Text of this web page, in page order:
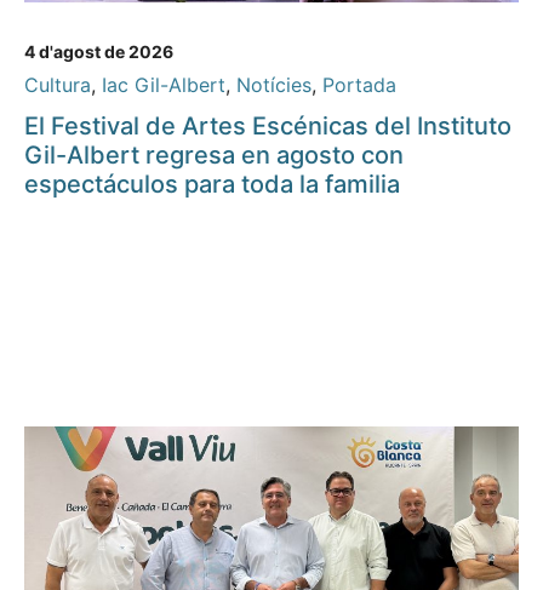
4 d'agost de 2026
Cultura, Iac Gil-Albert, Notícies, Portada
El Festival de Artes Escénicas del Instituto
Gil-Albert regresa en agosto con
espectáculos para toda la familia